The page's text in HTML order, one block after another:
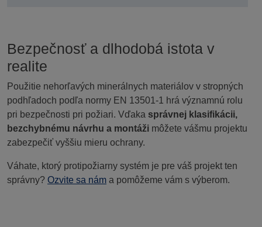
Bezpečnosť a dlhodobá istota v
realite
Použitie nehorľavých minerálnych materiálov v stropných
podhľadoch podľa normy EN 13501-1 hrá významnú rolu
pri bezpečnosti pri požiari. Vďaka správnej klasifikácii,
bezchybnému návrhu a montáži môžete vášmu projektu
zabezpečiť vyššiu mieru ochrany.
Váhate, ktorý protipožiarny systém je pre váš projekt ten
správny? Ozvite sa nám a pomôžeme vám s výberom.